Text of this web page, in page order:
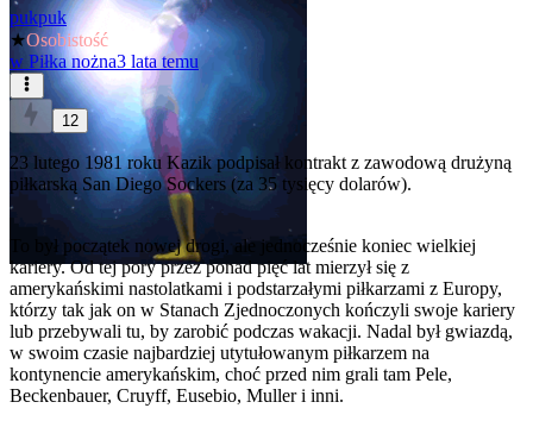
pukpuk
★Osobistość
w Piłka nożna3 lata temu
12
23 lutego 1981 roku Kazik podpisał kontrakt z zawodową drużyną
piłkarską San Diego Sockers (za 35 tysięcy dolarów).
To był początek nowej drogi, ale jednocześnie koniec wielkiej
kariery. Od tej pory przez ponad pięć lat mierzył się z
amerykańskimi nastolatkami i podstarzałymi piłkarzami z Europy,
którzy tak jak on w Stanach Zjednoczonych kończyli swoje kariery
lub przebywali tu, by zarobić podczas wakacji. Nadal był gwiazdą,
w swoim czasie najbardziej utytułowanym piłkarzem na
kontynencie amerykańskim, choć przed nim grali tam Pele,
Beckenbauer, Cruyff, Eusebio, Muller i inni.